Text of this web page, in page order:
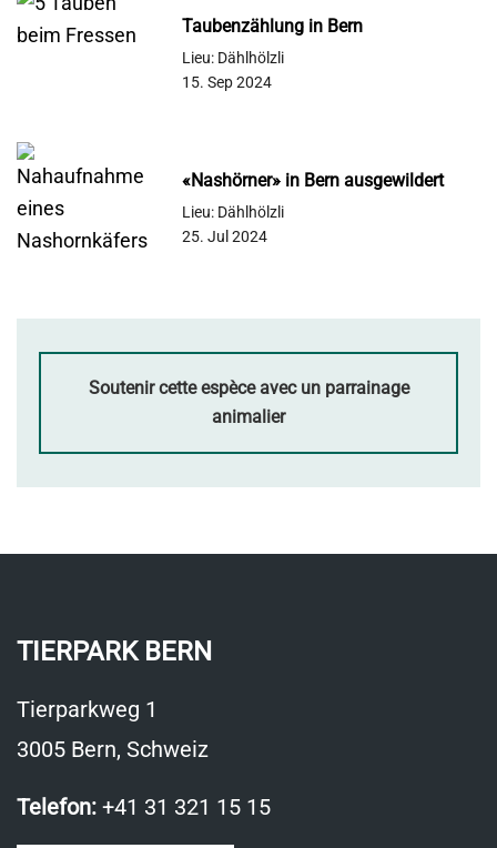
Taubenzählung in Bern
Lieu: Dählhölzli
15. Sep 2024
«Nashörner» in Bern ausgewildert
Lieu: Dählhölzli
25. Jul 2024
Soutenir cette espèce avec un parrainage
animalier
TIERPARK BERN
Tierparkweg 1
3005 Bern, Schweiz
Telefon: +41 31 321 15 15